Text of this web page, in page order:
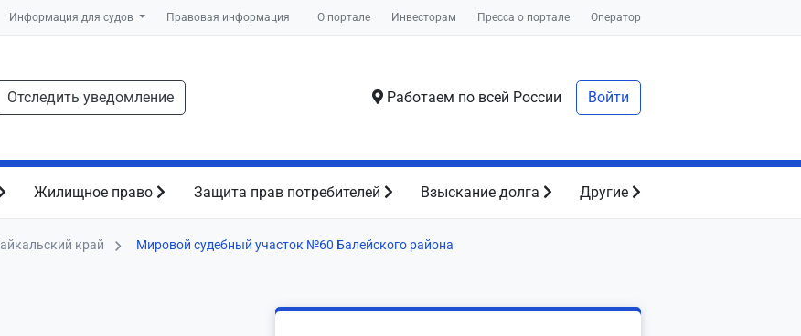
Информация для судов Правовая информация О портале Инвесторам Пресса о портале Оператор
Отследить уведомление Работаем по всей России Войти
Жилищное право Защита прав потребителей Взыскание долга Другие
край Мировой судебный участок №60 Балейского района